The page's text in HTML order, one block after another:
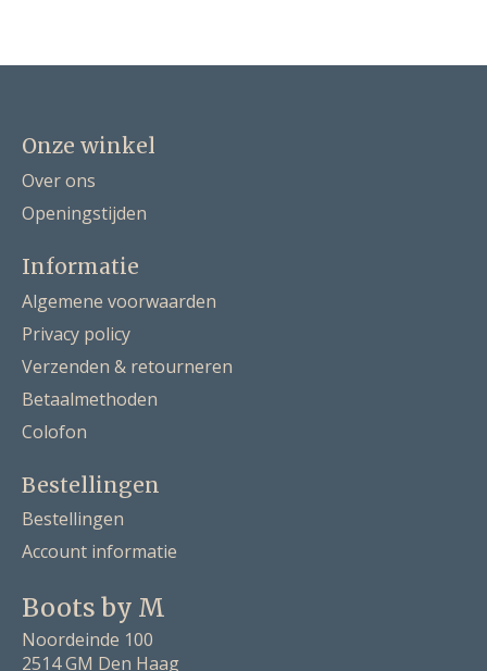
Onze winkel
Over ons
Openingstijden
Informatie
Algemene voorwaarden
Privacy policy
Verzenden & retourneren
Betaalmethoden
Colofon
Bestellingen
Bestellingen
Account informatie
Boots by M
Noordeinde 100
2514 GM Den Haag